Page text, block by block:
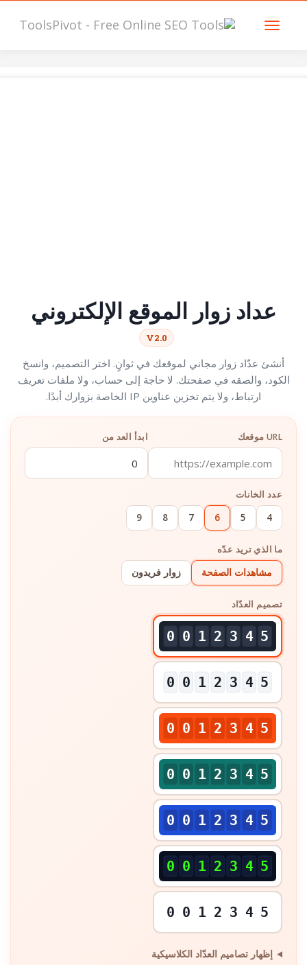
عداد زوار الموقع الإلكتروني
V2.0
أنشئ عدّاد زوار مجاني لموقعك في ثوانٍ. اختر التصميم، وانسخ
الكود، والصقه في صفحتك. لا حاجة إلى حساب، ولا ملفات تعريف
ارتباط، ولا يتم تخزين عناوين IP الخاصة بزوارك أبدًا.
URL موقعك ابدأ العد من
عدد الخانات
4
5
6
7
8
9
ما الذي تريد عدّه
مشاهدات الصفحة زوار فريدون
تصميم العدّاد
إظهار تصاميم العدّاد الكلاسيكية